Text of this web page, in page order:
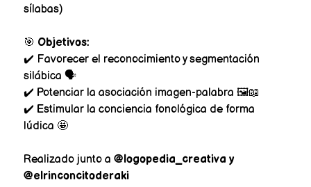
sílabas)
🎯 Objetivos:
✔️ Favorecer el reconocimiento y segmentación
silábica 🗣️
✔️ Potenciar la asociación imagen-palabra 🖼️📖
✔️ Estimular la conciencia fonológica de forma
lúdica 🤩
Realizado junto a @logopedia_creativa y
@elrinconcitoderaki